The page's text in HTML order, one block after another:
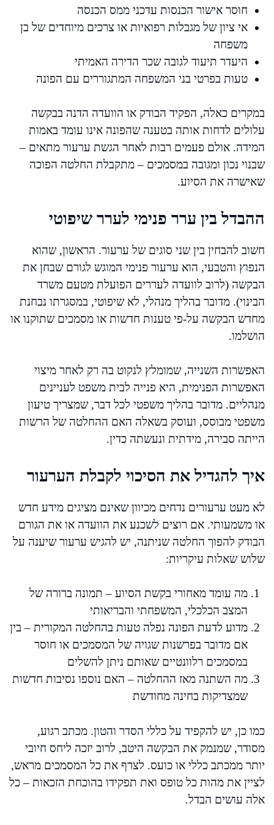
חוסר אישור הכנסות עדכני ממס הכנסה
אי ציון של מגבלות רפואיות או צרכים מיוחדים של בן
משפחה
היעדר תיעוד לגובה שכר הדירה האמיתי
טעות בפרטי בני המשפחה המתגוררים עם הפונה
במקרים כאלה, הפקיד הבודק או הוועדה הדנה בבקשה
עלולים לדחות אותה בטענה שהפונה אינו עומד באמות
המידה. אולם פעמים רבות לאחר הגשת ערעור מתאים –
שבנוי נכון ומגובה במסמכים – מתקבלת החלטה הפוכה
שאישרה את הסיוע.
ההבדל בין ערר פנימי לערר שיפוטי
חשוב להבחין בין שני סוגים של ערעור. הראשון, שהוא
הנפוץ והטבעי, הוא ערעור פנימי המוגש לגורם שבחן את
הבקשה (לרוב לוועדה לעררים הפועלת מטעם משרד
הבינוי). מדובר בהליך מנהלי, לא שיפוטי, במסגרתו נבחנת
מחדש הבקשה על-פי טענות חדשות או מסמכים שתוקנו או
הושלמו.
האפשרות השנייה, שמומלץ לנקוט בה רק לאחר מיצוי
האפשרות הפנימית, היא פנייה לבית משפט לעניינים
מנהליים. מדובר בהליך משפטי לכל דבר, שמצריך טיעון
משפטי מבוסס, ועוסק בשאלה האם ההחלטה של הרשות
הייתה סבירה, מידתית ונעשתה כדין.
איך להגדיל את הסיכוי לקבלת הערעור
לא מעט ערעורים נדחים מכיוון שאינם מציגים מידע חדש
או משמעותי. אם רוצים לשכנע את הוועדה או את הגורם
הבודק להפוך החלטה שניתנה, יש להגיש ערעור שיענה על
שלוש שאלות עיקריות:
מה עומד מאחורי בקשת הסיוע – תמונה ברורה של
המצב הכלכלי, המשפחתי והבריאותי
מדוע לדעת הפונה נפלה טעות בהחלטה המקורית – בין
אם מדובר בפרשנות שגויה של המסמכים או חוסר
במסמכים רלוונטיים שאותם ניתן להשלים
מה השתנה מאז ההחלטה – האם נוספו נסיבות חדשות
שמצדיקות בחינה מחודשת
כמו כן, יש להקפיד על כללי הסדר והטון. מכתב רגוע,
מסודר, שמנמק את הבקשה היטב, לרוב יזכה ליחס חיובי
יותר ממכתב כללי או כועס. לצרף את כל המסמכים מראש,
לציין את מהות כל טופס ואת תפקידו בהוכחת הזכאות – כל
אלה עושים הבדל.